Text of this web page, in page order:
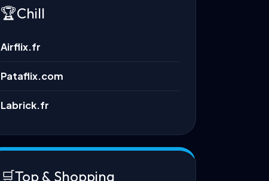
🏆Chill
Airflix.fr
Pataflix.com
Labrick.fr
🛒Top & Shopping